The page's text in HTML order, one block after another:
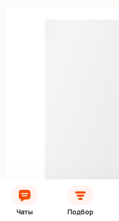
Входная дверь
Чаты Подбор